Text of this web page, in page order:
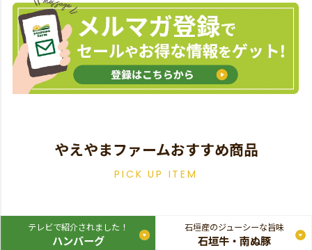
やえやまファームおすすめ商品
PICK UP ITEM
テレビで紹介されました！
ハンバーグ
石垣産のジューシーな旨味
石垣牛・南ぬ豚